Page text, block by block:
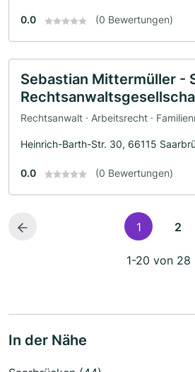
0.0 (0 Bewertungen)
Sebastian Mittermüller -
Rechtsanwalt · Arbeitsrecht ·
Heinrich-Barth-Str. 30, 66115
0.0 (0 Bewertungen)
1 2
1-20 von 28
In der Nähe